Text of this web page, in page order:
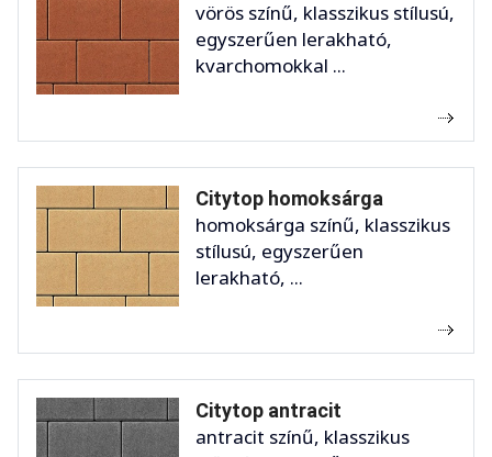
vörös színű, klasszikus stílusú,
egyszerűen lerakható,
kvarchomokkal ...
Citytop homoksárga
homoksárga színű, klasszikus
stílusú, egyszerűen
lerakható, ...
Citytop antracit
antracit színű, klasszikus